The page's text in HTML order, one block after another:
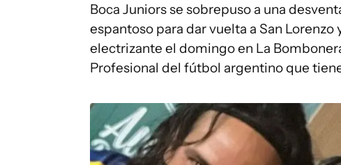
Boca Juniors se sobrepuso a una
espantoso para dar vuelta a San
electrizante el domingo en La
Profesional del fútbol argentino que